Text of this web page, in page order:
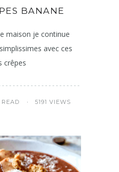
BANANE
maison je continue
avec ces
crêpes
5191 VIEWS